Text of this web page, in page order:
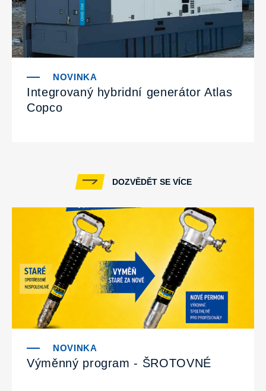
Integrovaný hybridní generátor Atlas
Copco
DOZVĚDĚT SE VÍCE
Výměnný program - ŠROTOVNÉ